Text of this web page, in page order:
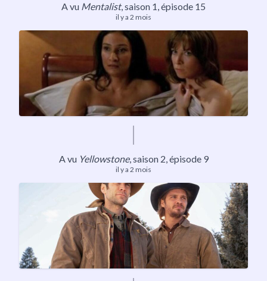
A vu Mentalist,saison 1, épisode 15
il y a 2 mois
A vu Yellowstone,saison 2, épisode 9
il y a 2 mois